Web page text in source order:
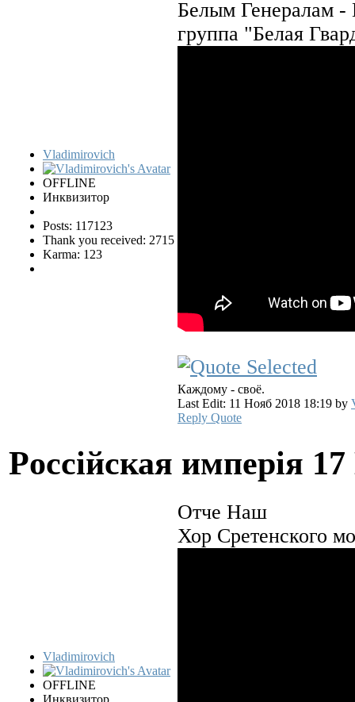
Vladimirovich
OFFLINE
Инквизитор
Posts: 117123
Thank you received: 2715
Karma: 123
Белым Генералам -
группа "Белая
Каждому - своё.
Last Edit: 11 Нояб 2018 18:19 by
Reply Quote
Pocciйская имперiя
Vladimirovich
OFFLINE
Инквизитор
Отче Наш
Хор Сретенского